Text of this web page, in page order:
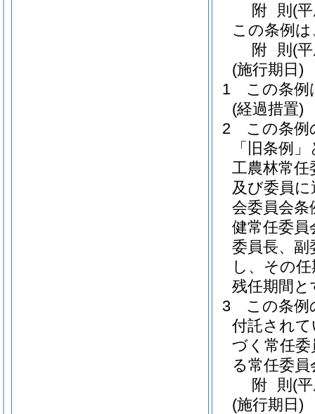
附 則 (
この条例
附 則 (
(施行期日)
1
この条例
(経過措置)
2
この条例
「旧条例
工農林常任
及び委員
会委員会条
健常任委員
委員長、
し、その
残任期間と
3
この条例
付託され
づく常任
る常任委
附 則 (
(施行期日)